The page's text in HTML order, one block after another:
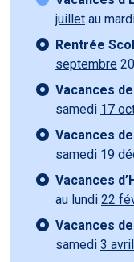
juillet au
Rentrée
septembre
Vacances
samedi 17
Vacances
samedi 19
Vacances
au lundi 22
Vacances
samedi 3 avril